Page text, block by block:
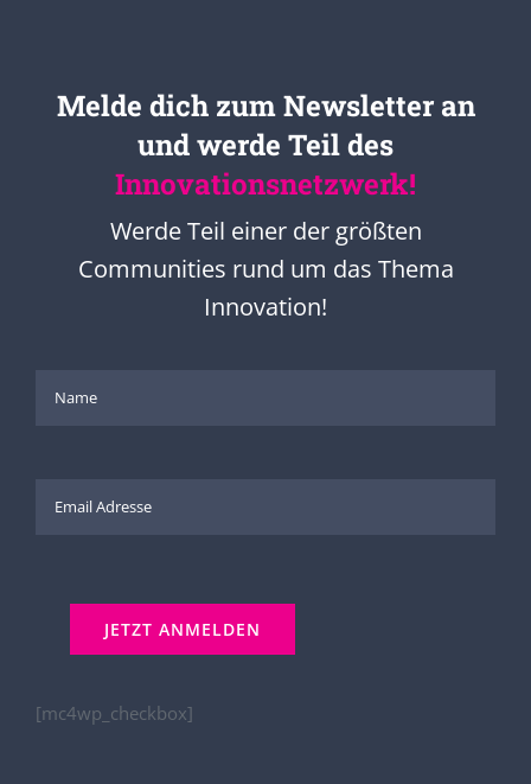
Melde dich zum Newsletter an
und werde Teil des
Innovationsnetzwerk!
Werde Teil einer der größten
Communities rund um das Thema
Innovation!
[mc4wp_checkbox]